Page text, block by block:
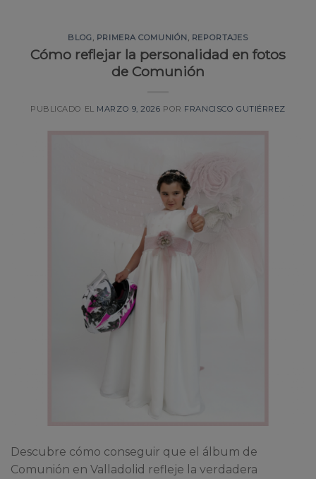
BLOG, PRIMERA COMUNIÓN , REPORTAJES
Cómo reflejar la personalidad en fotos
de Comunión
PUBLICADO EL MARZO 9, 2026 POR FRANCISCO GUTIÉRREZ
Descubre cómo conseguir que el álbum de
Comunión en Valladolid refleje la verdadera